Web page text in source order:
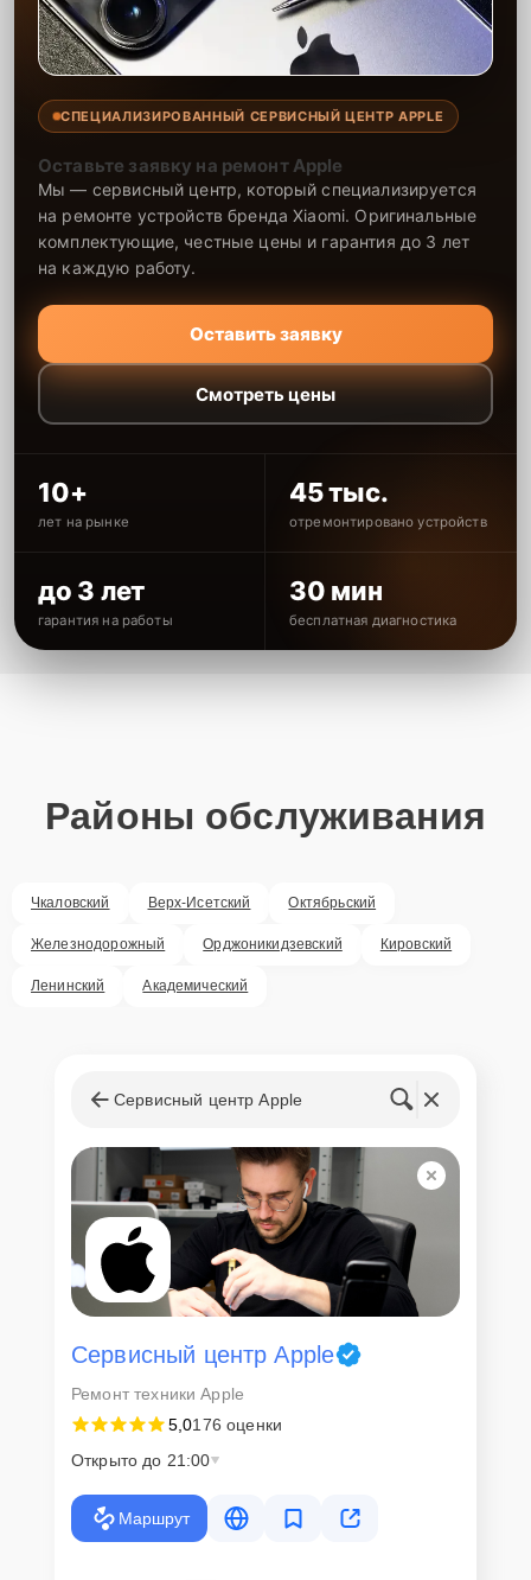
СПЕЦИАЛИЗИРОВАННЫЙ СЕРВИСНЫЙ ЦЕНТР APPLE
Оставьте заявку на ремонт Apple
Мы — сервисный центр, который специализируется
на ремонте устройств бренда Xiaomi. Оригинальные
комплектующие, честные цены и гарантия до 3 лет
на каждую работу.
Оставить заявку
Смотреть цены
10+
лет на рынке
45 тыс.
отремонтировано устройств
до 3 лет
гарантия на работы
30 мин
бесплатная диагностика
Районы обслуживания
Чкаловский Верх-Исетский Октябрьский
Железнодорожный Орджоникидзевский Кировский
Ленинский Академический
Сервисный центр Apple
Сервисный центр Apple
Ремонт техники Apple
5,0176 оценки
Открыто до 21:00
Маршрут